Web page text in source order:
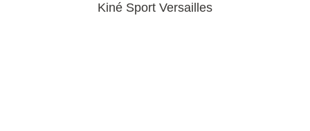
Kiné Sport Versailles